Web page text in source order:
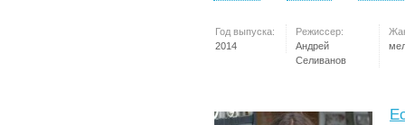
Год выпуска:
2014
Режиссер:
Андрей
Селиванов